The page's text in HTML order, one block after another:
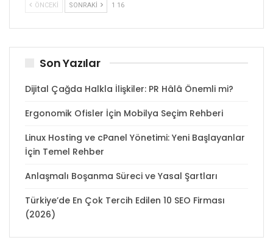
ÖNCEKI SONRAKI 1 16
Son Yazılar
Dijital Çağda Halkla İlişkiler: PR Hâlâ Önemli mi?
Ergonomik Ofisler İçin Mobilya Seçim Rehberi
Linux Hosting ve cPanel Yönetimi: Yeni Başlayanlar
İçin Temel Rehber
Anlaşmalı Boşanma Süreci ve Yasal Şartları
Türkiye’de En Çok Tercih Edilen 10 SEO Firması
(2026)